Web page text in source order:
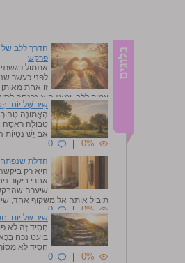
הדרך ללב
פרקש
אתמול
לפני כעשר
זו אחת מאותן
עמוק ללב, ומאז היא נכנסה
0%
|
0 שִׁיר שֶׁל יוֹם:
הָאֱמוּנָה
טְבוּלָה רַאסֶה
אִם יֵשׁ נְטִיּוֹת
0%
|
0
הדלת
היא רק
אחרי ביקור
שיערה
תוביל אותה אל משקוף אחד,
0%
|
0
שיר של יום:
חָסִיד זֶה לֹא
בּוֹעֵט נֹכַח
חָסִיד לֹא
0%
|
0